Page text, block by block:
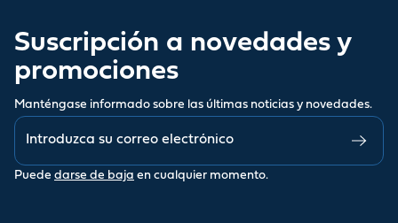
Suscripción a novedades y
promociones
Manténgase informado sobre las últimas noticias y novedades.
Puede darse de baja en cualquier momento.